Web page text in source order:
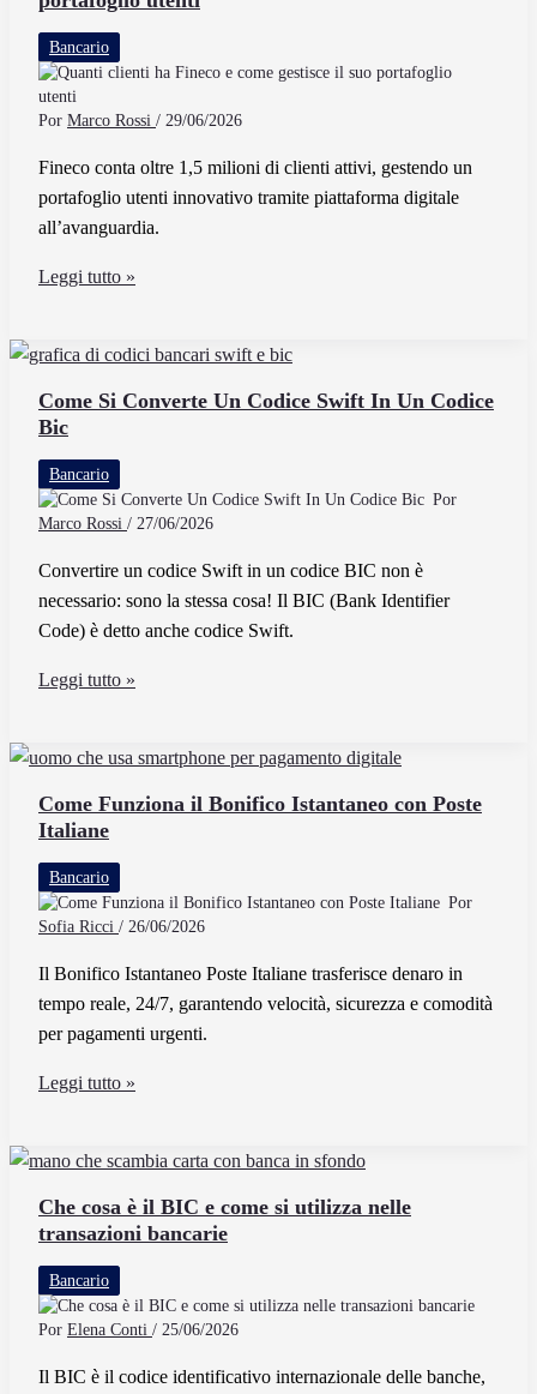
E
Il
Suo
Conto
Bancario
Por Marco Rossi / 29/06/2026
Fineco conta oltre 1,5 milioni di clienti attivi, gestendo un
portafoglio utenti innovativo tramite piattaforma digitale
all’avanguardia.
Quanti
Fineco
e
come
gestisce
il
suo
utenti
Leggi tutto »
Come Si Converte Un Codice Swift In Un Codice
Bic
Bancario
Por
Marco Rossi / 27/06/2026
Convertire un codice Swift in un codice BIC non è
necessario: sono la stessa cosa! Il BIC (Bank Identifier
Code) è detto anche codice Swift.
Come
Un
Codice
Swift
In
Un
Codice
Leggi tutto »
Come Funziona il Bonifico Istantaneo con Poste
Italiane
Bancario
Por
Sofia Ricci / 26/06/2026
Il Bonifico Istantaneo Poste Italiane trasferisce denaro in
tempo reale, 24/7, garantendo velocità, sicurezza e comodità
per pagamenti urgenti.
Come
Bonifico
Istantaneo
con
Poste
Italiane
Leggi tutto »
Che cosa è il BIC e come si utilizza nelle
transazioni bancarie
Bancario
Por Elena Conti / 25/06/2026
Il BIC è il codice identificativo internazionale delle banche,